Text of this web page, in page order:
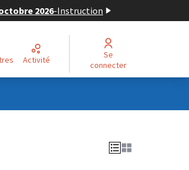
2026-Instruction
Activité
Se
connecter